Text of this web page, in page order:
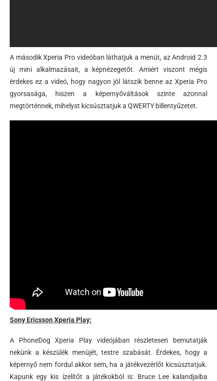
A második Xperia Pro videóban láthatjuk a menüt, az Android 2.3
új mini alkalmazásait, a képnézegetőt. Amiért viszont mégis
érdekes ez a videó, hogy nagyon jól látszik benne az Xperia Pro
gyorsasága, hiszen a képernyőváltások szinte azonnal
megtörténnek, mihelyst kicsúsztatjuk a QWERTY billentyűzetet.
Sony Ericsson Xperia Play:
A PhoneDog Xperia Play videójában részletesen bemutatják
nekünk a készülék menüjét, testre szabását. Érdekes, hogy a
képernyő nem fordul akkor sem, ha a játékvezérlőt kicsúsztatjuk.
Kapunk egy kis ízelítőt a játékokból is: Bruce Lee kalandjaiba